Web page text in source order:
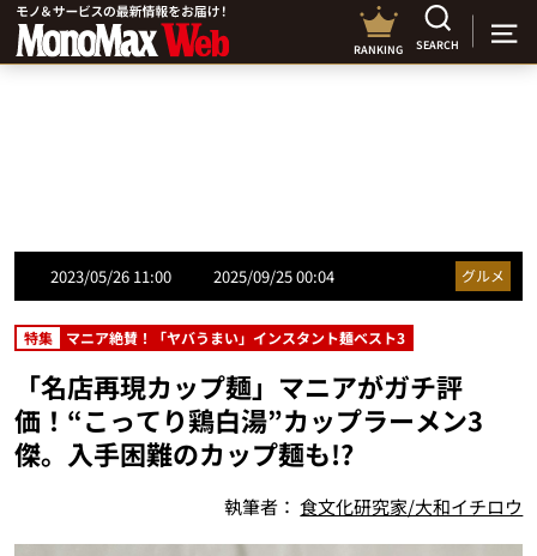
RANKING SEARCH
2023/05/26 11:00 2025/09/25 00:04 グルメ
特集 マニア絶賛！「ヤバうまい」インスタント麺ベスト3
「名店再現カップ麺」マニアがガチ評
価！“こってり鶏白湯”カップラーメン3
傑。入手困難のカップ麺も!?
執筆者：食文化研究家/大和イチロウ